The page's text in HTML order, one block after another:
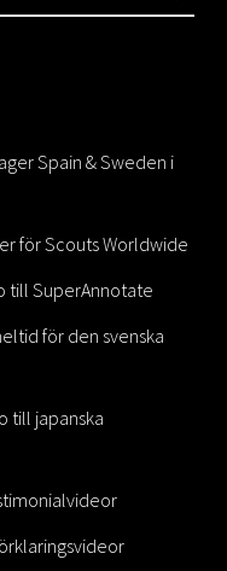
Spain & Sweden i
för Scouts Worldwide
till SuperAnnotate
för den svenska
till japanska